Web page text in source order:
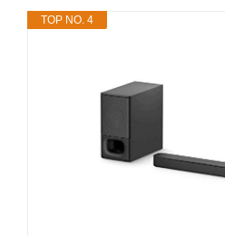
TOP NO. 4